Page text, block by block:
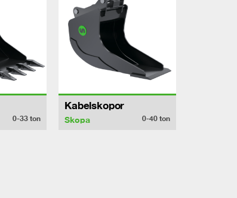
0-33ton
Kabelskopor
Skopa 0-40 ton